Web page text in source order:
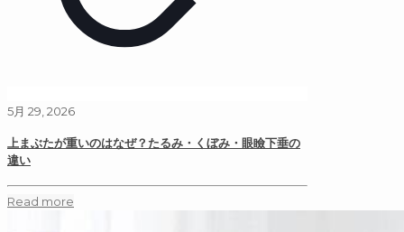
5月 29, 2026
上まぶたが重いのはなぜ？たるみ・くぼみ・眼瞼下垂の
違い
Read more